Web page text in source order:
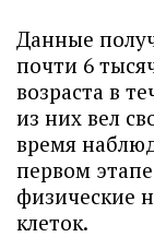
Данные
почти 6
возраста в
из них вел
время
первом
физические
клеток.